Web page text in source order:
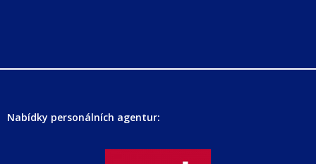
Nabídky personálních agentur: